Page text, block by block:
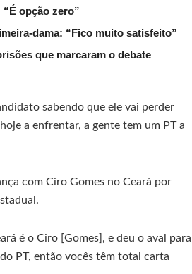
opção zero”
dama: “Fico muito satisfeito”
que marcaram o debate
sabendo que ele vai perder
a enfrentar, a gente tem um PT a
com Ciro Gomes no Ceará por
é o Ciro [Gomes], e deu o aval para
PT, então vocês têm total carta